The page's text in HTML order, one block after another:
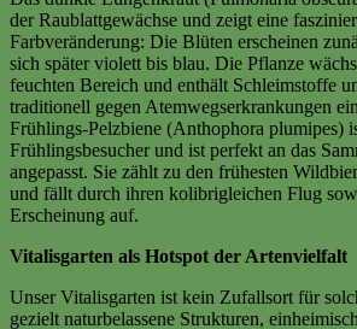
der Raublattgewächse und zeigt eine
Farbveränderung: Die Blüten erscheinen
sich später violett bis blau. Die Pflanze
feuchten Bereich und enthält Schleimstoffe
traditionell gegen Atemwegserkrankungen
Frühlings-Pelzbiene (Anthophora plumipes)
Frühlingsbesucher und ist perfekt an das
angepasst. Sie zählt zu den frühesten
und fällt durch ihren kolibrigleichen Flug
Erscheinung auf.
Vitalisgarten als Hotspot der Artenvielfalt
Unser Vitalisgarten ist kein Zufallsort für
gezielt naturbelassene Strukturen,